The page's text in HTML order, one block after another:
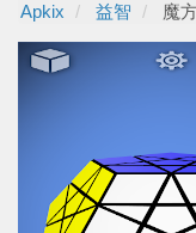
Apkix 益智 魔